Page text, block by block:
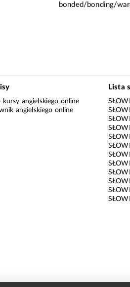
bonded/bonding/
kursy angielskiego online
angielskiego online
Lista